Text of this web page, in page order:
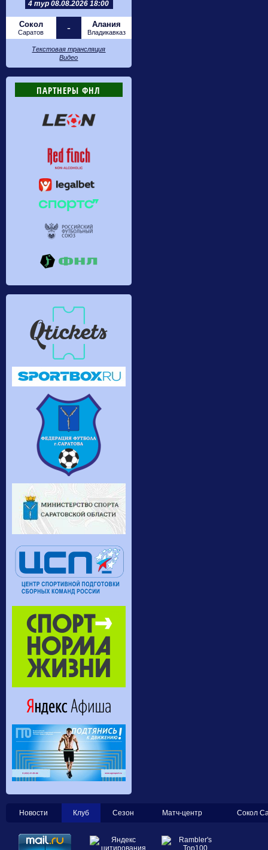
4 тур 08.08.2026 18:00
Сокол
Саратов - Алания
Владикавказ
Текстовая трансляция
Видео
ПАРТНЕРЫ ФНЛ
Новости Клуб Сезон Матч-центр Сокол